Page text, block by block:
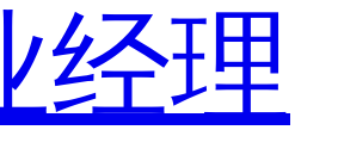
经理